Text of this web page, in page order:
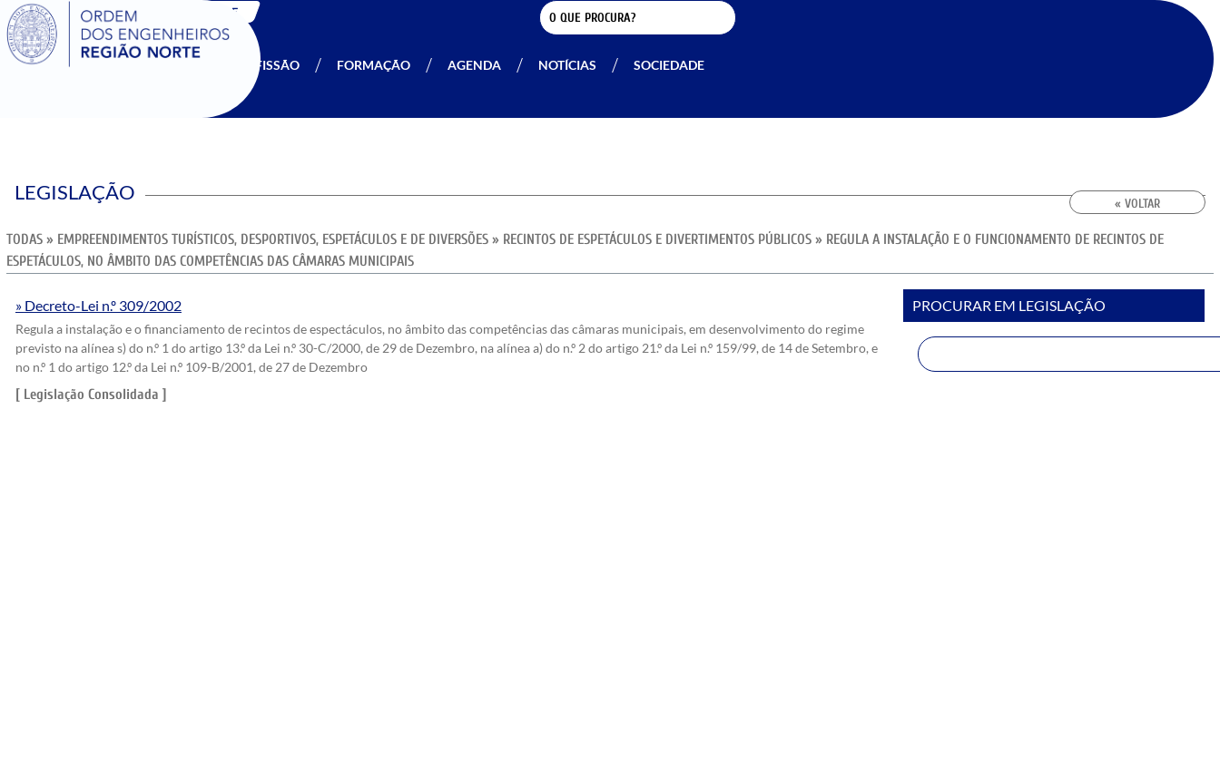
SIGOE
A OERN PROFISSÃO FORMAÇÃO AGENDA NOTÍCIAS SOCIEDADE
« VOLTAR
LEGISLAÇÃO
TODAS » EMPREENDIMENTOS TURÍSTICOS, DESPORTIVOS, ESPETÁCULOS E DE DIVERSÕES » RECINTOS DE ESPETÁCULOS E DIVERTIMENTOS PÚBLICOS » REGULA A INSTALAÇÃO E O FUNCIONAMENTO DE RECINTOS DE
ESPETÁCULOS, NO ÂMBITO DAS COMPETÊNCIAS DAS CÂMARAS MUNICIPAIS
Decreto-Lei n.º 309/2002
Regula a instalação e o financiamento de recintos de espectáculos, no âmbito das competências das câmaras municipais, em desenvolvimento do regime
previsto na alínea s) do n.º 1 do artigo 13.º da Lei n.º 30-C/2000, de 29 de Dezembro, na alínea a) do n.º 2 do artigo 21.º da Lei n.º 159/99, de 14 de Setembro, e
no n.º 1 do artigo 12.º da Lei n.º 109-B/2001, de 27 de Dezembro
[ Legislação Consolidada ]
PROCURAR EM LEGISLAÇÃO